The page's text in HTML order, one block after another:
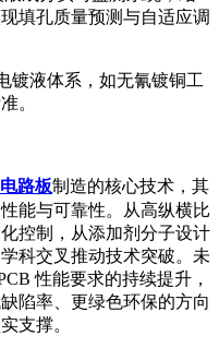
填孔质量预测与自适应调
镀液体系，如无氰镀铜工
。
路板制造的核心技术，其
能与可靠性。从高纵横比
控制，从添加剂分子设计
科交叉推动技术突破。未
性能要求的持续提升，
陷率、更绿色环保的方向
支撑。